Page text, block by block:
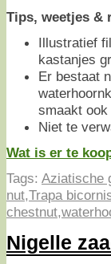
Tips, weetjes &
Illustratief
kastanjes
Er bestaat
smaakt
Niet te
Wat is er te
Tags: Aziatische
nut,Trapa
chestnut,
Nigelle